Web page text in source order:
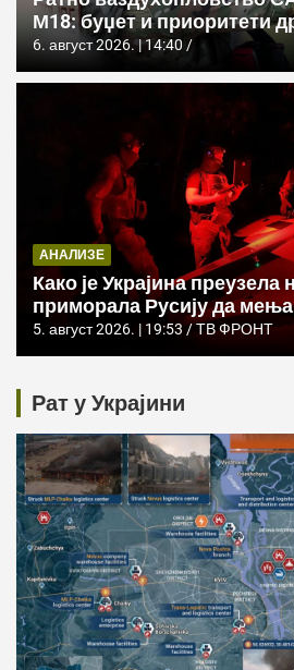
М18: буџет и приоритети
служби
6. август 2026. | 14:40
АНАЛИЗЕ
Како је Украјина преузела
приморала Русију да
5. август 2026. | 19:53 ТВ ФРОНТ
Рат у Украјини